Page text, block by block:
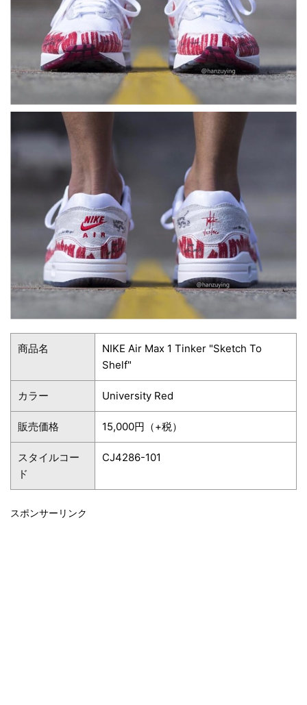
商品名
NIKE Air Max 1 Tinker "Sketch To
Shelf"
カラー University Red
販売価格 15,000円（+税）
スタイルコー
ド
CJ4286-101
スポンサーリンク